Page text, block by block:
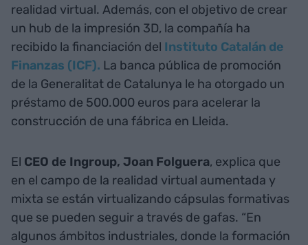
realidad virtual. Además, con el objetivo de crear
un hub de la impresión 3D, la compañía ha
recibido la financiación del Instituto Catalán de
Finanzas (ICF). La banca pública de promoción
de la Generalitat de Catalunya le ha otorgado un
préstamo de 500.000 euros para acelerar la
construcción de una fábrica en Lleida.
El CEO de Ingroup, Joan Folguera, explica que
en el campo de la realidad virtual aumentada y
mixta se están virtualizando cápsulas formativas
que se pueden seguir a través de gafas. “En
algunos ámbitos industriales, donde la formación